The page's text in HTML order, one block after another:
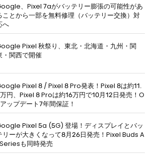
、Pixel 7aがバッテリー膨張の可能性があ
ことから一部を無料修理（バッテリー交換）対
へ
Pixel 秋祭り、東北・北海道・九州・関
・関西で開催
Pixel 8 / Pixel 8 Pro発表！Pixel 8は約11.
円、Pixel 8 Proは約16万円で10月12日発売！O
ップデート7年間保証！
Pixel 5a (5G) 登場！ディスプレイとバッ
リーが大きくなって8月26日発売！Pixel Buds A
も同時発売